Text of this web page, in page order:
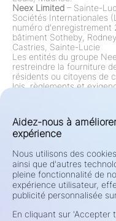
Neex Limited – Sainte-
Sociétés Internationales
numéro
bâtiment Sotheby,
Castries, Sainte-Lucie
Les entités du groupe
restreindre la fourniture
résidents ou citoyens de
lois, règlements et
telles offres sont
examine et met
conformément aux
le Forex sont des
risque élevé de perte
instruments peut ne pas
Votre potentiel de profit
fluctuations des prix du
attentivement vos
d'expérience, votre
Aidez-nous à
expérience
Nous utilisons des
ainsi que d'autres
pleine fonctionnalité de
expérience utilisateur,
publicité personnalisée
En cliquant sur 'Accepter